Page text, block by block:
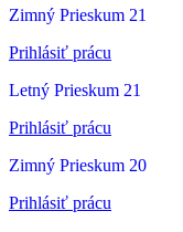
Zimný Prieskum 21
Prihlásiť prácu
Letný Prieskum 21
Prihlásiť prácu
Zimný Prieskum 20
Prihlásiť prácu